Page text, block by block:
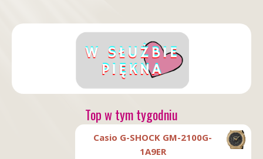
Top w tym tygodniu
Casio G-SHOCK GM-2100G-
1A9ER